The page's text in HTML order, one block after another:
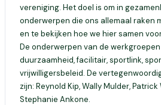
vereniging. Het doel is om in
onderwerpen die ons allemaal raken
en te bekijken hoe we hier samen
De onderwerpen van de
duurzaamheid, facilitair, sportlink,
vrijwilligersbeleid. De
zijn: Reynold Kip, Wally Mulder,
Stephanie Ankone.